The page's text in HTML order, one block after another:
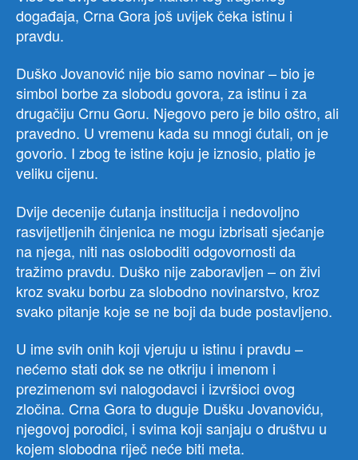
događaja, Crna Gora još uvijek čeka istinu i
pravdu.
Duško Jovanović nije bio samo novinar – bio je
simbol borbe za slobodu govora, za istinu i za
drugačiju Crnu Goru. Njegovo pero je bilo oštro, ali
pravedno. U vremenu kada su mnogi ćutali, on je
govorio. I zbog te istine koju je iznosio, platio je
veliku cijenu.
Dvije decenije ćutanja institucija i nedovoljno
rasvijetljenih činjenica ne mogu izbrisati sjećanje
na njega, niti nas osloboditi odgovornosti da
tražimo pravdu. Duško nije zaboravljen – on živi
kroz svaku borbu za slobodno novinarstvo, kroz
svako pitanje koje se ne boji da bude postavljeno.
U ime svih onih koji vjeruju u istinu i pravdu –
nećemo stati dok se ne otkriju i imenom i
prezimenom svi nalogodavci i izvršioci ovog
zločina. Crna Gora to duguje Dušku Jovanoviću,
njegovoj porodici, i svima koji sanjaju o društvu u
kojem slobodna riječ neće biti meta.